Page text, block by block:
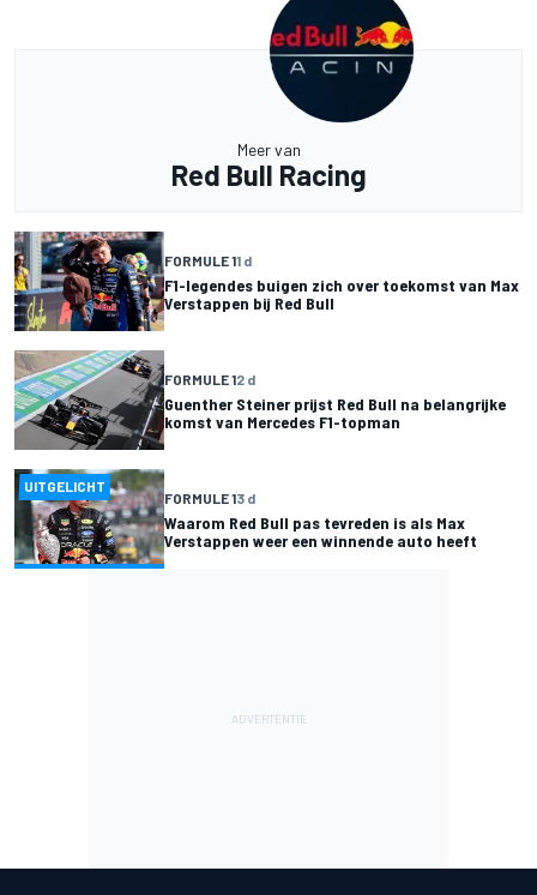
Meer van
Red Bull Racing
FORMULE 11 d
F1-legendes buigen zich over toekomst van Max
Verstappen bij Red Bull
FORMULE 12 d
Guenther Steiner prijst Red Bull na belangrijke
komst van Mercedes F1-topman
UITGELICHT
FORMULE 13 d
Waarom Red Bull pas tevreden is als Max
Verstappen weer een winnende auto heeft